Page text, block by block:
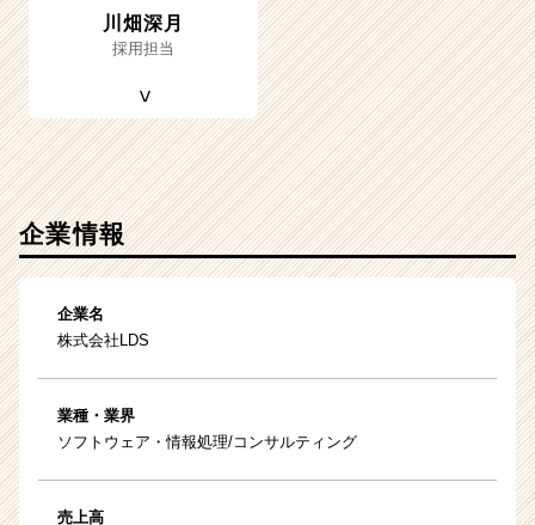
川畑深月
採用担当
企業情報
企業名
株式会社LDS
業種・業界
ソフトウェア・情報処理/コンサルティング
売上高